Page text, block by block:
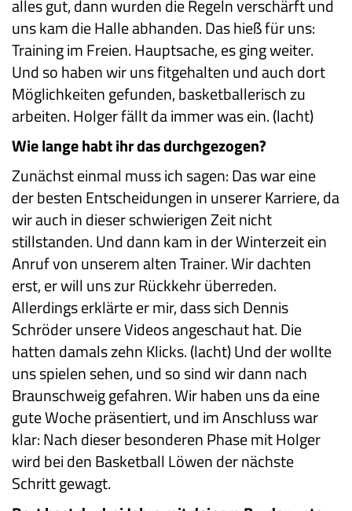
alles gut, dann wurden die Regeln verschärft und
uns kam die Halle abhanden. Das hieß für uns:
Training im Freien. Hauptsache, es ging weiter.
Und so haben wir uns fitgehalten und auch dort
Möglichkeiten gefunden, basketballerisch zu
arbeiten. Holger fällt da immer was ein. (lacht)
Wie lange habt ihr das durchgezogen?
Zunächst einmal muss ich sagen: Das war eine
der besten Entscheidungen in unserer Karriere, da
wir auch in dieser schwierigen Zeit nicht
stillstanden. Und dann kam in der Winterzeit ein
Anruf von unserem alten Trainer. Wir dachten
erst, er will uns zur Rückkehr überreden.
Allerdings erklärte er mir, dass sich Dennis
Schröder unsere Videos angeschaut hat. Die
hatten damals zehn Klicks. (lacht) Und der wollte
uns spielen sehen, und so sind wir dann nach
Braunschweig gefahren. Wir haben uns da eine
gute Woche präsentiert, und im Anschluss war
klar: Nach dieser besonderen Phase mit Holger
wird bei den Basketball Löwen der nächste
Schritt gewagt.